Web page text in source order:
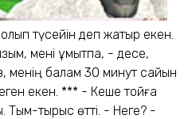
түсейін деп жатыр екен.
мені ұмытпа, - десе,
менің балам 30 минут сайын
екен. *** - Кеше тойға
Тым-тырыс өтті. - Неге? -